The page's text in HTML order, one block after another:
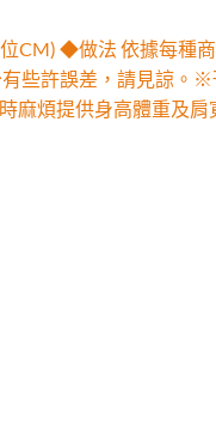
CM) ◆做法 依據每種
些許誤差，請見諒。※
煩提供身高體重及肩